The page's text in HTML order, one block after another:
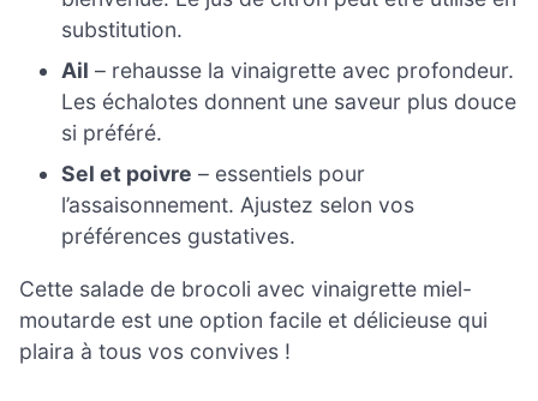
substitution.
Ail – rehausse la vinaigrette avec profondeur.
Les échalotes donnent une saveur plus douce
si préféré.
Sel et poivre – essentiels pour
l’assaisonnement. Ajustez selon vos
préférences gustatives.
Cette salade de brocoli avec vinaigrette miel-
moutarde est une option facile et délicieuse qui
plaira à tous vos convives !